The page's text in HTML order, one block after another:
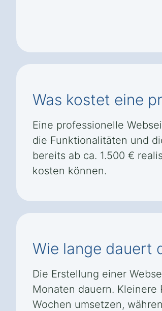
Was kostet eine
Eine professionelle
die Funktionalitäten und
bereits ab ca. 1.500 €
kosten können.
Wie lange dauert
Die Erstellung einer
Monaten dauern.
Wochen umsetzen,